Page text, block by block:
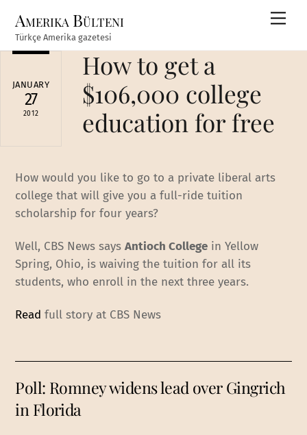
content
Amerika Bülteni
Türkçe Amerika gazetesi
JANUARY
27
2012
How to get a
$106,000 college
education for free
How would you like to go to a private liberal arts
college that will give you a full-ride tuition
scholarship for four years?
Well, CBS News saysAntioch College in Yellow
Spring, Ohio, is waiving the tuition for all its
students, who enroll in the next three years.
Read full story at CBS News
Poll: Romney widens lead over Gingrich
in Florida